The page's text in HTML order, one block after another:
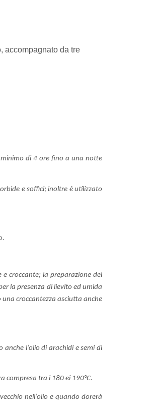
accompagnato da tre
di 4 ore fino a una notte
e soffici; inoltre è utilizzato
croccante; la preparazione del
la presenza di lievito ed umida
croccantezza asciutta anche
l’olio di arachidi e semi di
compresa tra i 180 ei 190°C.
nell’olio e quando dorerà